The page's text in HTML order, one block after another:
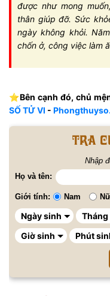
được như mong
thân giúp đỡ. Sức
ngày không khỏi.
chốn ở, công việc làm
⭐️​Bên cạnh đó, chủ
SỐ TỬ VI -
Tra
Nhập
Họ và tên:
Giới tính: Nam Nữ